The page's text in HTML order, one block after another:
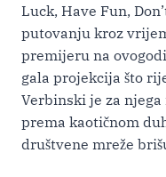
Luck, Have Fun,
putovanju kroz
premijeru na
gala projekcija što
Verbinski je za
prema kaotičnom
društvene mreže